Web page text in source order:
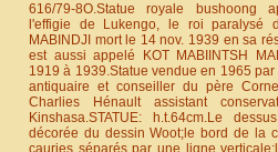
616/79-8O.Statue royale bushoong
l'effigie de Lukengo, le roi paralysé
MABINDJI mort le 14 nov. 1939 en sa
est aussi appelé KOT MABIINTSH
1919 à 1939.Statue vendue en 1965
antiquaire et conseiller du père
Charlies Hénault assistant
Kinshasa.STATUE: h.t.64cm.Le
décorée du dessin Woot;le bord de la
cauries séparés par une ligne